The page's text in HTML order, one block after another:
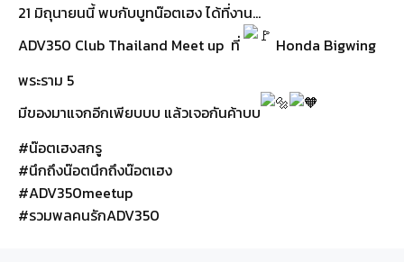
21 มิถุนายนนี้ พบกับบูทน๊อตเฮง ได้ที่งาน...
ADV350 Club Thailand Meet up ที่
Honda Bigwing
พระราม 5
มีของมาแจกอีกเพียบบบ แล้วเจอกันค้าบบ
#น๊อตเฮงสกรู
#นึกถึงน๊อตนึกถึงน๊อตเฮง
#ADV350meetup
#รวมพลคนรักADV350